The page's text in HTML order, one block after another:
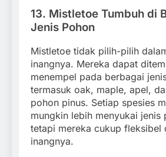
13. Mistletoe Tumbuh di
Jenis Pohon
Mistletoe tidak pilih-pilih
inangnya. Mereka dapat
menempel pada berbagai
termasuk oak, maple, apel,
pohon pinus. Setiap spesies
mungkin lebih menyukai jenis
tetapi mereka cukup fleksibel
inangnya.